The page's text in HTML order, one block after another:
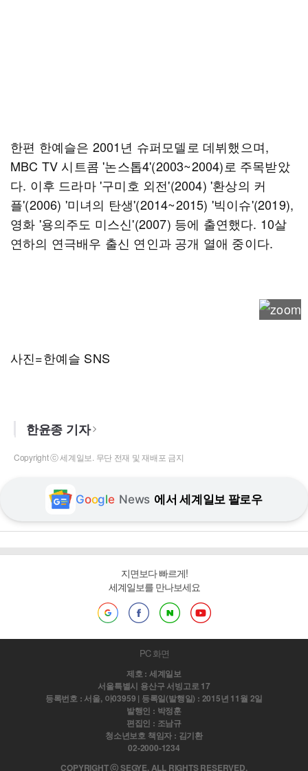
한편 한예슬은 2001년 슈퍼모델로 데뷔했으며,
MBC TV 시트콤 '논스톱4'(2003~2004)로 주목받았
다. 이후 드라마 '구미호 외전'(2004) '환상의 커
플'(2006) '미녀의 탄생'(2014~2015) '빅이슈'(2019),
영화 '용의주도 미스신'(2007) 등에 출연했다. 10살
연하의 연극배우 출신 연인과 공개 열애 중이다.
사진=한예슬 SNS
한윤종 기자
Copyright ⓒ 세계일보. 무단 전재 및 재배포 금지
Google News 에서 세계일보 팔로우
지면보다 빠르게!
세계일보를 만나보세요
PC 화면
제호 : 세계일보
서울특별시 용산구 서빙고로 17
등록번호 : 서울, 아03959 | 등록일(발행일) : 2015년 11월 2일
발행인 : 박정훈
편집인 : 조남규
청소년보호 책임자 : 김기환
02-2000-1234
COPYRIGHT ⓒ SEGYE. ALL RIGHTS RESERVED.